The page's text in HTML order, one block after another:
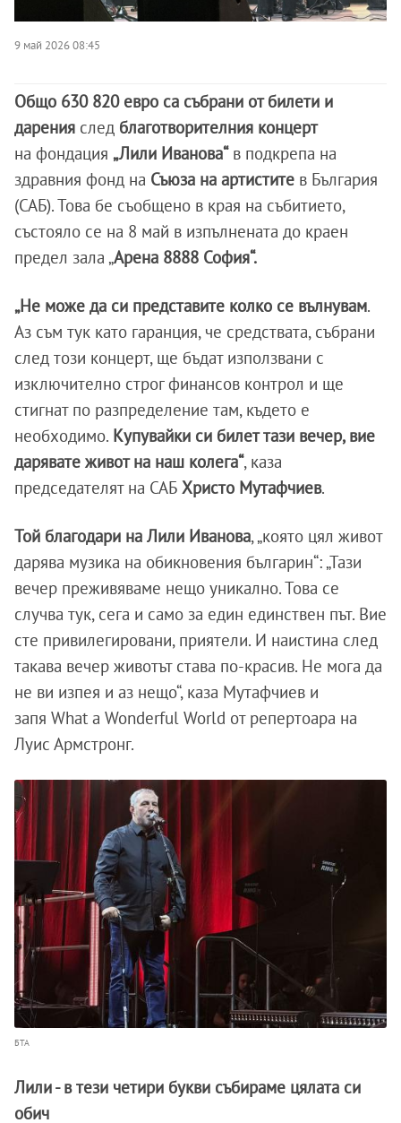
9 май 2026 08:45
Общо 630 820 евро са събрани от билети и
дарения след благотворителния концерт
на фондация „Лили Иванова“в подкрепа на
здравния фонд на Съюза на артистите в България
(САБ). Това бе съобщено в края на събитието,
състояло се на 8 май в изпълнената до краен
предел зала „Арена 8888 София“.
„Не може да си представите колко се вълнувам.
Аз съм тук като гаранция, че средствата, събрани
след този концерт, ще бъдат използвани с
изключително строг финансов контрол и ще
стигнат по разпределение там, където е
необходимо. Купувайки си билет тази вечер, вие
дарявате живот на наш колега“, каза
председателят на САБ Христо Мутафчиев.
Той благодари на Лили Иванова, „която цял живот
дарява музика на обикновения българин“: „Тази
вечер преживяваме нещо уникално. Това се
случва тук, сега и само за един единствен път. Вие
сте привилегировани, приятели. И наистина след
такава вечер животът става по-красив. Не мога да
не ви изпея и аз нещо“, каза Мутафчиев и
запя What a Wonderful World от репертоара на
Луис Армстронг.
БТА
Лили - в тези четири букви събираме цялата си
обич